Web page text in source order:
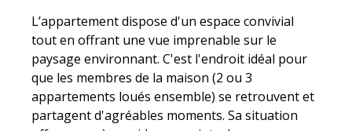
L’appartement dispose d'un espace convivial
tout en offrant une vue imprenable sur le
paysage environnant. C'est l'endroit idéal pour
que les membres de la maison (2 ou 3
appartements loués ensemble) se retrouvent et
partagent d'agréables moments. Sa situation